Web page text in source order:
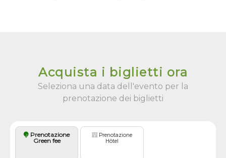
Acquista i biglietti ora
Seleziona una data dell'evento per la
prenotazione dei biglietti
Prenotazione
Green fee
Prenotazione
Hôtel